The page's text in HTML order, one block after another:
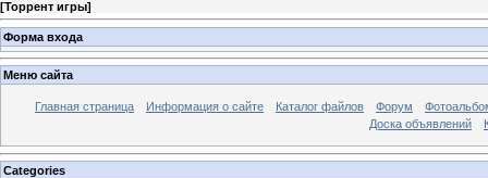
[Торрент игры]
Форма входа
Меню сайта
Главная страница Информация о сайте Каталог файлов Форум
Доска объявлений
Categories